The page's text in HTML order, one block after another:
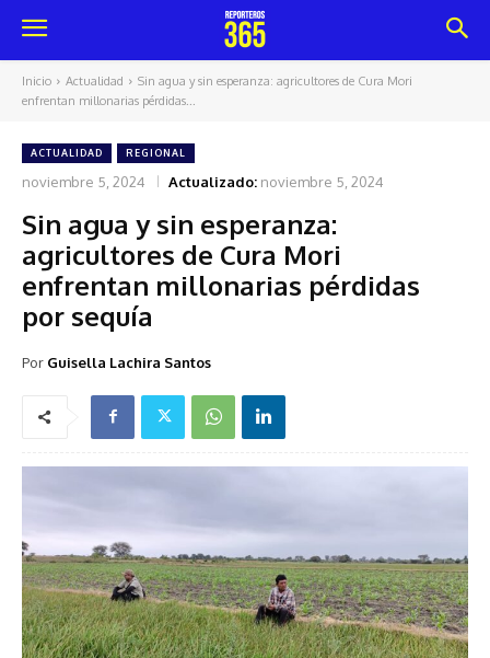
Inicio Actualidad
Sin agua y sin esperanza: agricultores de Cura Mori
enfrentan millonarias pérdidas...
ACTUALIDAD REGIONAL
noviembre 5, 2024 Actualizado: noviembre 5, 2024
Sin agua y sin esperanza:
agricultores de Cura Mori
enfrentan millonarias pérdidas
por sequía
Por Guisella Lachira Santos